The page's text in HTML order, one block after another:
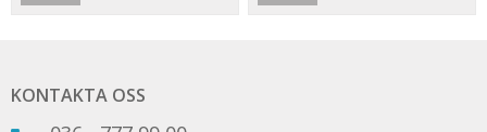
KONTAKTA OSS